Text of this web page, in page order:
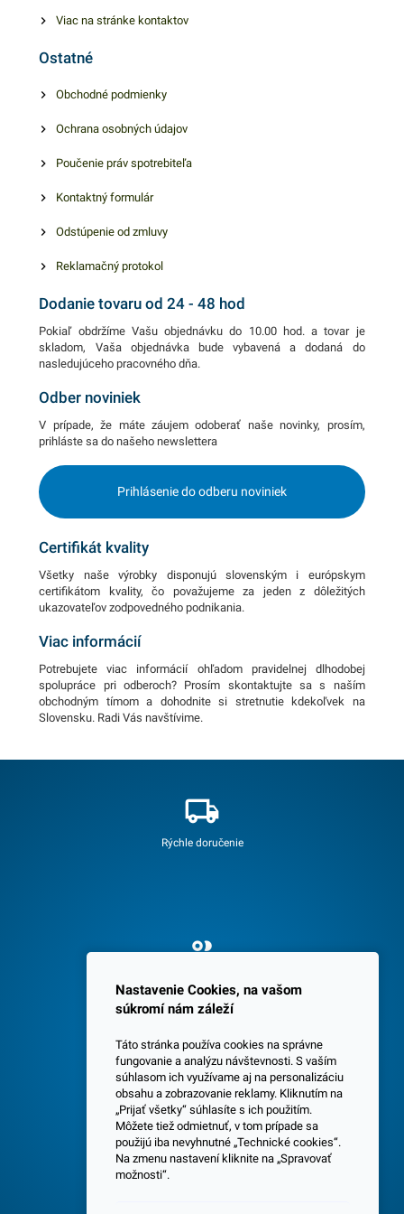
zdravotníctve.Vďaka
nelepia sa.Praktické 100 ks
Viac na stránke kontaktov
Ostatné
Obchodné podmienky
Ochrana osobných údajov
Poučenie práv spotrebiteľa
Kontaktný formulár
Odstúpenie od zmluvy
Reklamačný protokol
Dodanie tovaru od 24 - 48 hod
Pokiaľ obdržíme Vašu objednávku do 10.00 hod. a tovar je
skladom, Vaša objednávka bude vybavená a dodaná do
nasledujúceho pracovného dňa.
Odber noviniek
V prípade, že máte záujem odoberať naše novinky, prosím,
prihláste sa do našeho newslettera
Prihlásenie do odberu noviniek
Certifikát kvality
Všetky naše výrobky disponujú slovenským i európskym
certifikátom kvality, čo považujeme za jeden z dôležitých
ukazovateľov zodpovedného podnikania.
Viac informácií
Potrebujete viac informácií ohľadom pravidelnej dlhodobej
spolupráce pri odberoch? Prosím skontaktujte sa s naším
obchodným tímom a dohodnite si stretnutie kdekoľvek na
Slovensku. Radi Vás navštívime.
Rýchle doručenie
Spokojných 3600 zákazníkov
Centrála a predajňa v Senci
Nastavenie Cookies, na vašom
súkromí nám záleží
Táto stránka používa cookies na správne
fungovanie a analýzu návštevnosti. S vaším
súhlasom ich využívame aj na personalizáciu
obsahu a zobrazovanie reklamy. Kliknutím na
„Prijať všetky“ súhlasíte s ich použitím.
Môžete tiež odmietnuť, v tom prípade sa
použijú iba nevyhnutné „Technické cookies“.
Na zmenu nastavení kliknite na „Spravovať
možnosti“.